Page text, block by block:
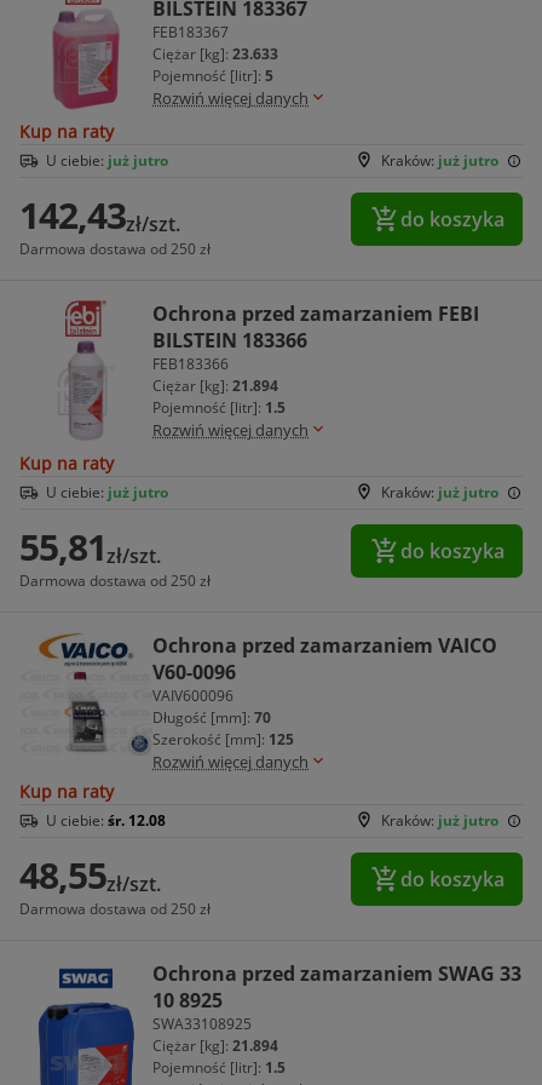
BILSTEIN 183367
FEB183367
Ciężar [kg]: 23.633
Pojemność [litr]: 5
Rozwiń więcej danych
Kup na raty
Kraków: już jutro
U ciebie: już jutro
142,43zł/szt.
Darmowa dostawa od 250 zł
do koszyka
Ochrona przed zamarzaniem FEBI
BILSTEIN 183366
FEB183366
Ciężar [kg]: 21.894
Pojemność [litr]: 1.5
Rozwiń więcej danych
Kup na raty
Kraków: już jutro
U ciebie: już jutro
55,81zł/szt.
Darmowa dostawa od 250 zł
do koszyka
Ochrona przed zamarzaniem VAICO
V60-0096
VAIV600096
Długość [mm]: 70
Szerokość [mm]: 125
Rozwiń więcej danych
Kup na raty
Kraków: już jutro
U ciebie: śr. 12.08
48,55zł/szt.
Darmowa dostawa od 250 zł
do koszyka
Ochrona przed zamarzaniem SWAG 33
10 8925
SWA33108925
Ciężar [kg]: 21.894
Pojemność [litr]: 1.5